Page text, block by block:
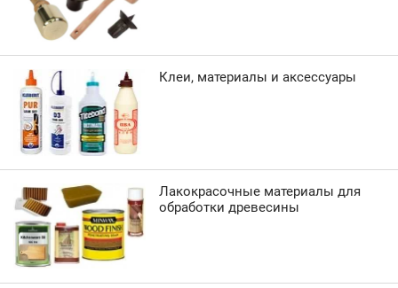
Клеи, материалы и аксессуары
Лакокрасочные материалы для
обработки древесины